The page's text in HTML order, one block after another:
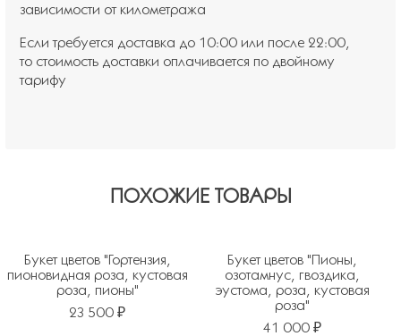
зависимости от километража
Если требуется доставка до 10:00 или после 22:00,
то стоимость доставки оплачивается по двойному
тарифу
ПОХОЖИЕ ТОВАРЫ
Букет цветов "Гортензия,
пионовидная роза, кустовая
роза, пионы"
23 500 ₽
Букет цветов "Пионы,
озотамнус, гвоздика,
эустома, роза, кустовая
роза"
41 000 ₽